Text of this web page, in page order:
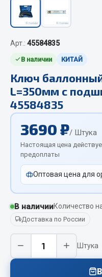
Автотовары
Автозвук
Автокаталоги
Аксессуары
Аптечки и знаки
Брызговики
Вентиляторы кабины
Вымпела
Весь раздел
Смазочные
Охладжающие жидкости
Технические жидкости
Арт.: 45584835
В наличии КИТАЙ
Ключ
L=350мм с
45584835
3690 ₽/ Штука
Настоящая цена
предоплаты
Оптовая цена для
В наличииКоличество
Доставка по России
− + Штука